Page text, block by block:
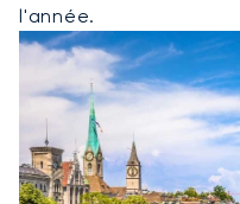
l'année.